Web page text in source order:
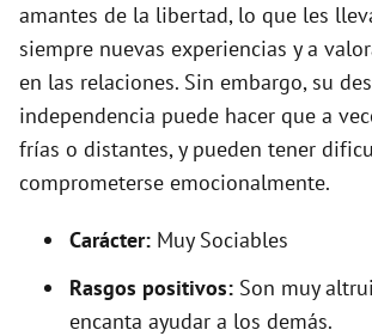
amantes de la libertad, lo que les
siempre nuevas experiencias y a
en las relaciones. Sin embargo, su
independencia puede hacer que a
frías o distantes, y pueden tener
comprometerse emocionalmente.
Carácter: Muy Sociables
Rasgos positivos: Son muy
encanta ayudar a los demás.